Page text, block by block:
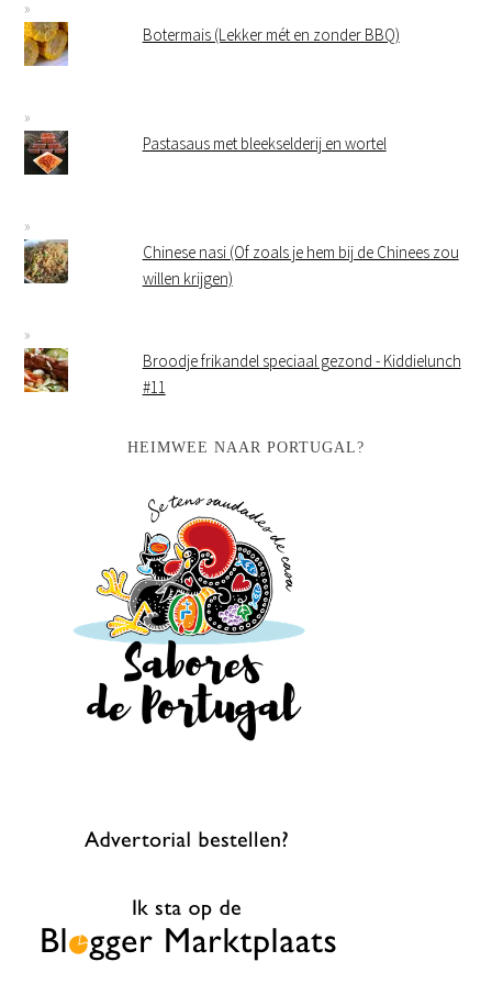
Botermais (Lekker mét en zonder BBQ)
Pastasaus met bleekselderij en wortel
Chinese nasi (Of zoals je hem bij de Chinees zou
willen krijgen)
Broodje frikandel speciaal gezond - Kiddielunch
#11
HEIMWEE NAAR PORTUGAL?